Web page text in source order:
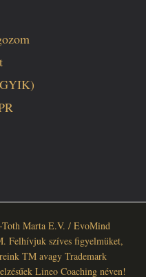
Marta E.V. / EvoMind
Felhívjuk szíves figyelmüket,
TM avagy Trademark
Lineo Coaching néven!